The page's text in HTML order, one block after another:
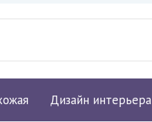
Дизайн интерьера